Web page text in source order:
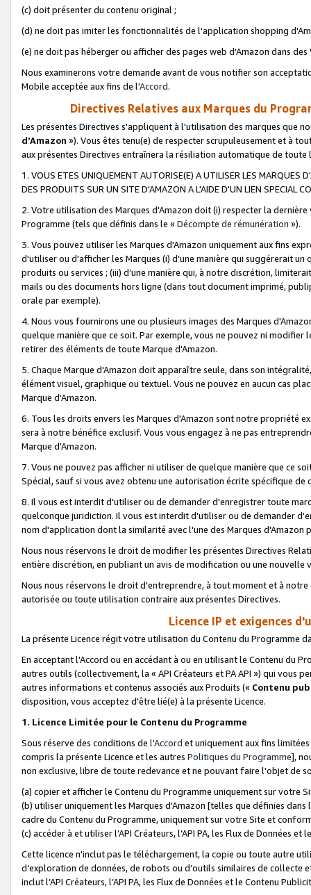
(c) doit présenter du contenu original ;
(d) ne doit pas imiter les fonctionnalités de l'application shopping
(e) ne doit pas héberger ou afficher des pages web d'Amazon dans
Nous examinerons votre demande avant de vous notifier son
Mobile acceptée aux fins de l'Accord.
Directives Relatives aux Marques du
Les présentes Directives s'appliquent à l'utilisation des marques que
d'Amazon »). Vous êtes tenu(e) de respecter scrupuleusement et à
aux présentes Directives entraînera la résiliation automatique de
1. VOUS ETES UNIQUEMENT AUTORISE(E) A UTILISER LES MARQUES
DES PRODUITS SUR UN SITE D'AMAZON A L'AIDE D'UN LIEN SPECIAL
2. Votre utilisation des Marques d'Amazon doit (i) respecter la
Programme (tels que définis dans le « Décompte de rémunération »).
3. Vous pouvez utiliser les Marques d'Amazon uniquement aux fins
d'utiliser ou d'afficher les Marques (i) d’une manière qui suggérerait
produits ou services ; (iii) d’une manière qui, à notre discrétion,
mails ou des documents hors ligne (dans tout document imprimé,
orale par exemple).
4. Nous vous fournirons une ou plusieurs images des Marques
quelque manière que ce soit. Par exemple, vous ne pouvez ni
retirer des éléments de toute Marque d'Amazon.
5. Chaque Marque d'Amazon doit apparaître seule, dans son
élément visuel, graphique ou textuel. Vous ne pouvez en aucun cas
Marque d'Amazon.
6. Tous les droits envers les Marques d'Amazon sont notre propriété
sera à notre bénéfice exclusif. Vous vous engagez à ne pas
Marque d'Amazon.
7. Vous ne pouvez pas afficher ni utiliser de quelque manière que ce
Spécial, sauf si vous avez obtenu une autorisation écrite spécifique de
8. Il vous est interdit d'utiliser ou de demander d'enregistrer toute
quelconque juridiction. Il vous est interdit d'utiliser ou de demander
nom d'application dont la similarité avec l'une des Marques
Nous nous réservons le droit de modifier les présentes Directives
entière discrétion, en publiant un avis de modification ou une nouvelle
Nous nous réservons le droit d'entreprendre, à tout moment et à
autorisée ou toute utilisation contraire aux présentes Directives.
Licence IP et exigences
La présente Licence régit votre utilisation du Contenu du Programme
En acceptant l'Accord ou en accédant à ou en utilisant le Contenu du
autres outils (collectivement, la « API Créateurs et PA API ») qui vous
autres informations et contenus associés aux Produits (« Contenu
disposition, vous acceptez d'être lié(e) à la présente Licence.
1. Licence Limitée pour le Contenu du Programme
Sous réserve des conditions de l'Accord et uniquement aux fins
compris la présente Licence et les autres Politiques du Programme],
non exclusive, libre de toute redevance et ne pouvant faire l'objet de
(a) copier et afficher le Contenu du Programme uniquement sur votre
(b) utiliser uniquement les Marques d'Amazon [telles que définies dans
cadre du Contenu du Programme, uniquement sur votre Site et
(c) accéder à et utiliser l’API Créateurs, l’API PA, les Flux de Données
Cette licence n'inclut pas le téléchargement, la copie ou toute autre
d’exploration de données, de robots ou d’outils similaires de
inclut l’API Créateurs, l’API PA, les Flux de Données et le Contenu